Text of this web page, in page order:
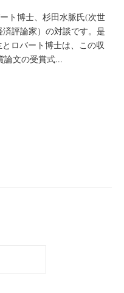
ト博士、杉田水脈氏(次世
評論家）の対談です。是
ロバート博士は、この収
論文の受賞式...